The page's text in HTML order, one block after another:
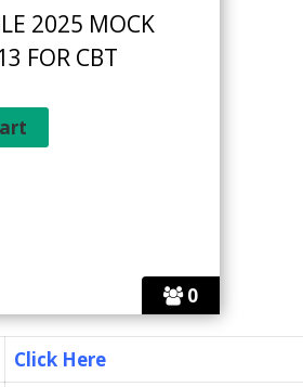
0
2025 MOCK
FOR CBT
Click Here